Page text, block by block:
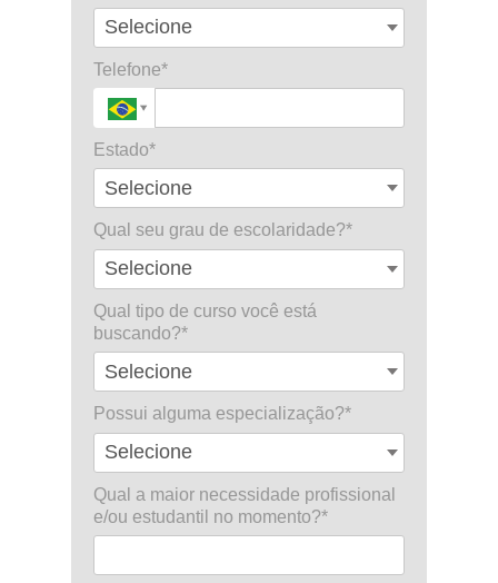
Telefone*
Estado*
Qual seu grau de escolaridade?*
Qual tipo de curso você está
buscando?*
Possui alguma especialização?*
Qual a maior necessidade profissional
e/ou estudantil no momento?*